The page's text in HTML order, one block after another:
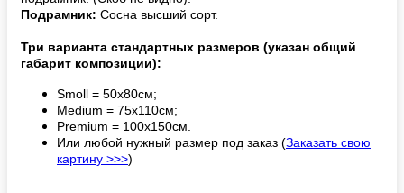
Подрамник: Сосна высший сорт.
Три варианта стандартных размеров (указан общий
габарит композиции):
Smoll = 50х80см;
Medium = 75х110см;
Premium = 100х150см.
Или любой нужный размер под заказ (Заказать свою
картину >>>)